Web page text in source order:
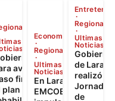
de
avanza a
firme en
plan de
Economía
Regional
Ultimas
Noticias
En Lara:
EMCOEX
Regional
Ultimas
Noticias
Gobierno
de Lara
realizó
Jornada
de